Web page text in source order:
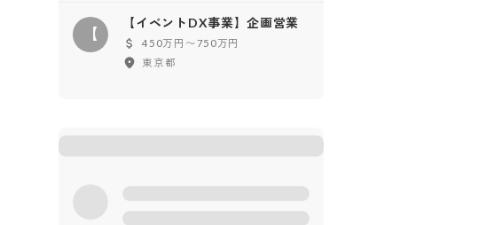
【
【イベントDX事業】企画営業
450万円〜750万円
東京都